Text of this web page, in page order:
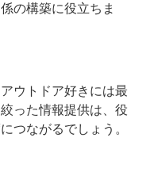
の構築に役立ちま
ウトドア好きには最
った情報提供は、役
つながるでしょう。